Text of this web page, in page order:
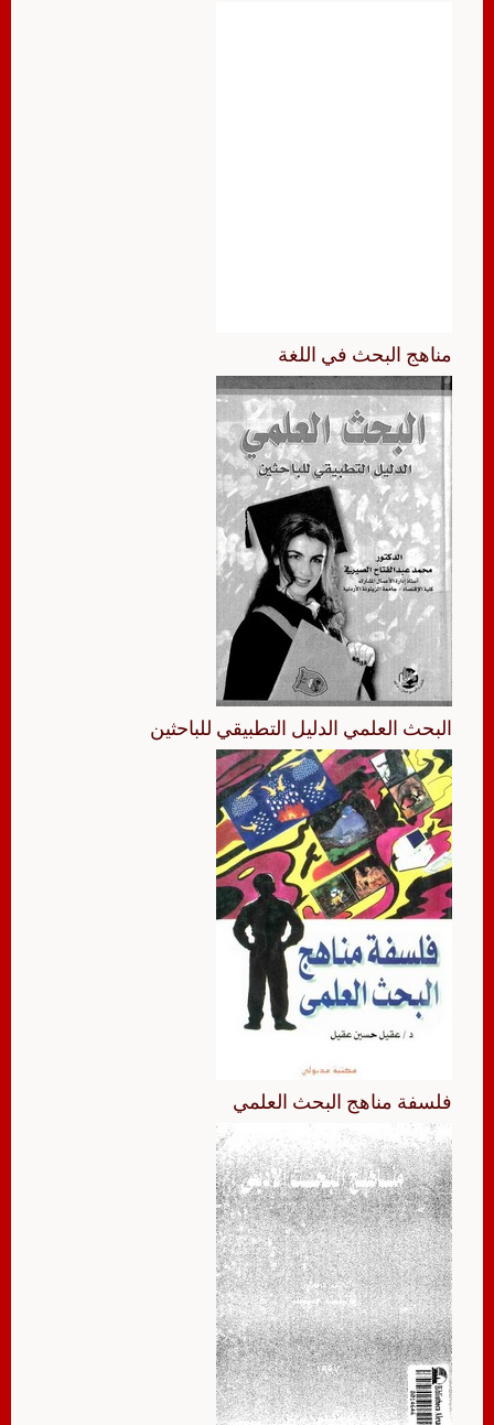
مناهج البحث في اللغة
البحث العلمي الدليل التطبيقي للباحثين
فلسفة مناهج البحث العلمي